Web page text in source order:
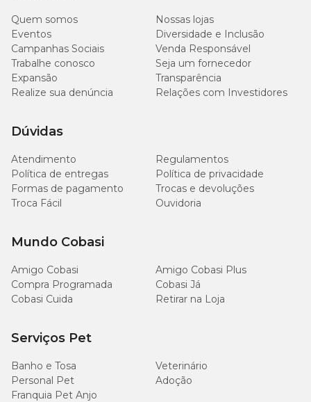
Quem somos
Nossas lojas
Eventos
Diversidade e Inclusão
Campanhas Sociais
Venda Responsável
Trabalhe conosco
Seja um fornecedor
Expansão
Transparência
Realize sua denúncia
Relações com Investidores
Dúvidas
Atendimento
Regulamentos
Política de entregas
Política de privacidade
Formas de pagamento
Trocas e devoluções
Troca Fácil
Ouvidoria
Mundo Cobasi
Amigo Cobasi
Amigo Cobasi Plus
Compra Programada
Cobasi Já
Cobasi Cuida
Retirar na Loja
Serviços Pet
Banho e Tosa
Veterinário
Personal Pet
Adoção
Franquia Pet Anjo